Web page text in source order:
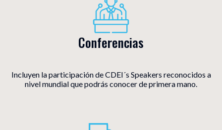
Conferencias
Incluyen la participación de CDEI´s Speakers reconocidos a
nivel mundial que podrás conocer de primera mano.